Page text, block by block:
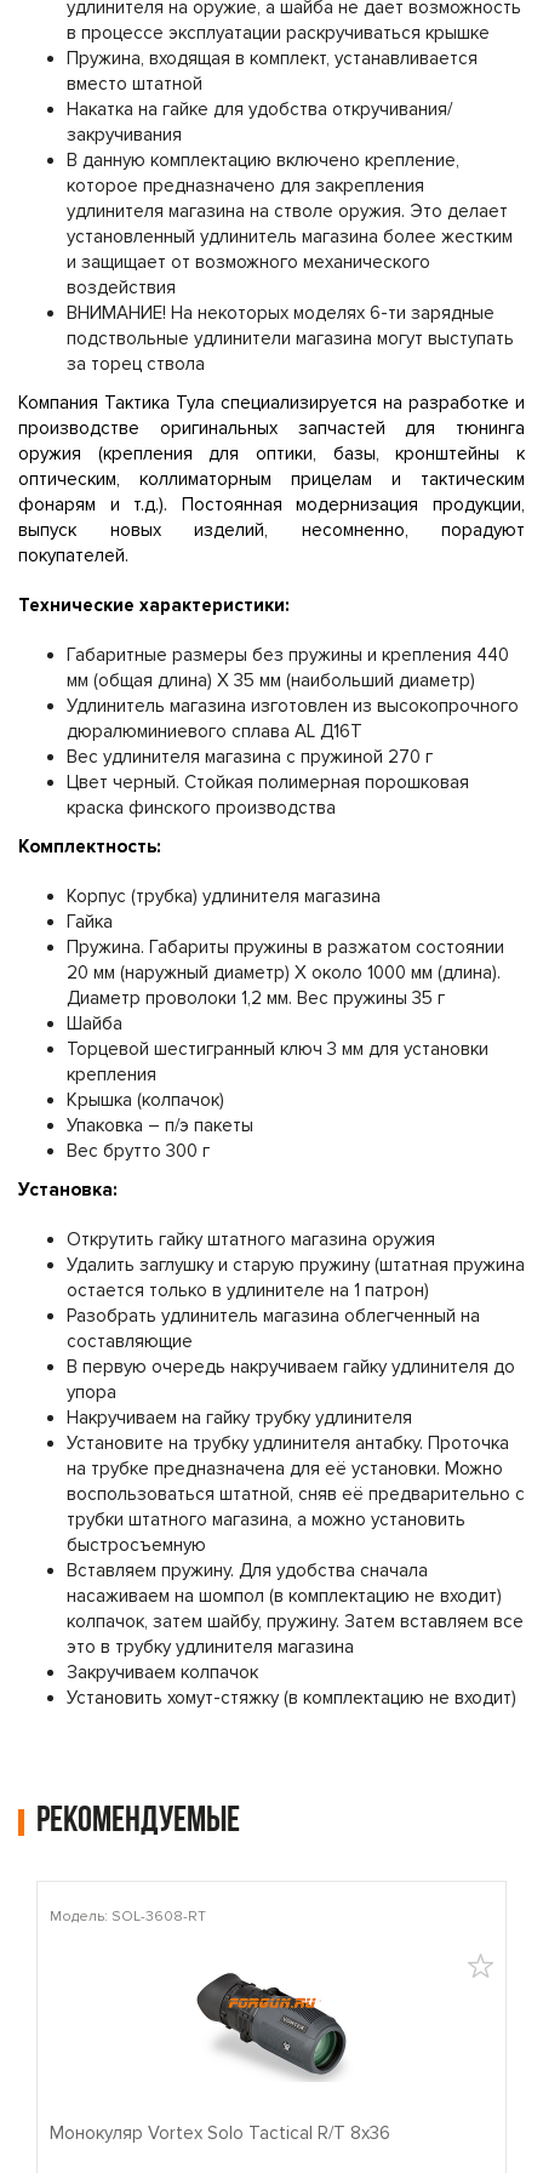
удлинителя на оружие, а шайба не дает возможность
в процессе эксплуатации раскручиваться крышке
Пружина, входящая в комплект, устанавливается
вместо штатной
Накатка на гайке для удобства откручивания/
закручивания
В данную комплектацию включено крепление,
которое предназначено для закрепления
удлинителя магазина на стволе оружия. Это делает
установленный удлинитель магазина более жестким
и защищает от возможного механического
воздействия
ВНИМАНИЕ! На некоторых моделях 6-ти зарядные
подствольные удлинители магазина могут выступать
за торец ствола
Компания Тактика Тула специализируется на разработке и
производстве оригинальных запчастей для тюнинга
оружия (крепления для оптики, базы, кронштейны к
оптическим, коллиматорным прицелам и тактическим
фонарям и т.д.). Постоянная модернизация продукции,
выпуск новых изделий, несомненно, порадуют
покупателей.
Технические характеристики:
Габаритные размеры без пружины и крепления 440
мм (общая длина) Х 35 мм (наибольший диаметр)
Удлинитель магазина изготовлен из высокопрочного
дюралюминиевого сплава AL Д16Т
Вес удлинителя магазина с пружиной 270 г
Цвет черный. Стойкая полимерная порошковая
краска финского производства
Комплектность:
Корпус (трубка) удлинителя магазина
Гайка
Пружина. Габариты пружины в разжатом состоянии
20 мм (наружный диаметр) Х около 1000 мм (длина).
Диаметр проволоки 1,2 мм. Вес пружины 35 г
Шайба
Торцевой шестигранный ключ 3 мм для установки
крепления
Крышка (колпачок)
Упаковка – п/э пакеты
Вес брутто 300 г
Установка:
Открутить гайку штатного магазина оружия
Удалить заглушку и старую пружину (штатная пружина
остается только в удлинителе на 1 патрон)
Разобрать удлинитель магазина облегченный на
составляющие
В первую очередь накручиваем гайку удлинителя до
упора
Накручиваем на гайку трубку удлинителя
Установите на трубку удлинителя антабку. Проточка
на трубке предназначена для её установки. Можно
воспользоваться штатной, сняв её предварительно с
трубки штатного магазина, а можно установить
быстросъемную
Вставляем пружину. Для удобства сначала
насаживаем на шомпол (в комплектацию не входит)
колпачок, затем шайбу, пружину. Затем вставляем все
это в трубку удлинителя магазина
Закручиваем колпачок
Установить хомут-стяжку (в комплектацию не входит)
Рекомендуемые
Модель: SOL-3608-RT
Монокуляр Vortex Solo Tactical R/T 8x36